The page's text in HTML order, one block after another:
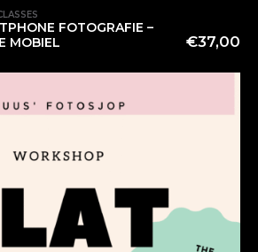
FOTOGRAFIE –
MOBIEL
€37,00